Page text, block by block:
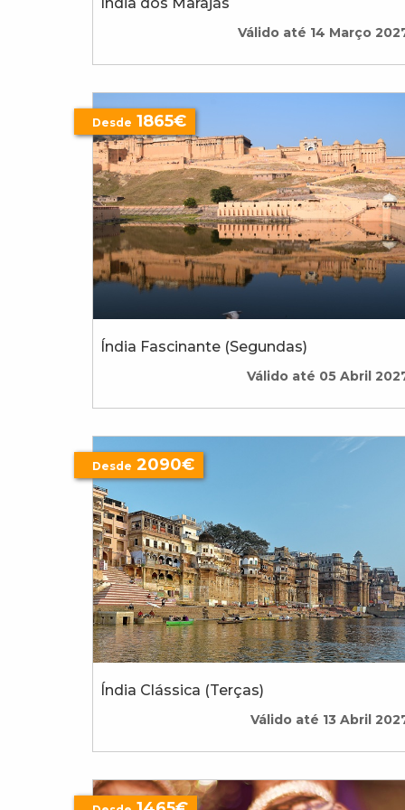
Válido até 14 Março
Índia Fascinante (Segundas)
Desde 1865€
Válido até 05 Abril
Índia Clássica (Terças)
Desde 2090€
Válido até 13 Abril